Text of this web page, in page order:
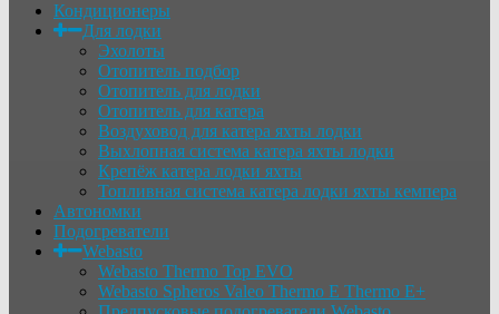
Кондиционеры
Для лодки
Эхолоты
Отопитель подбор
Отопитель для лодки
Отопитель для катера
Воздуховод для катера яхты лодки
Выхлопная система катера яхты лодки
Крепёж катера лодки яхты
Топливная система катера лодки яхты кемпера
Автономки
Подогреватели
Webasto
Webasto Thermo Top EVO
Webasto Spheros Valeo Thermo E Thermo E+